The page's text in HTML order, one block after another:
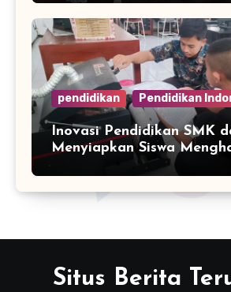
pendidikan Pendidikan
Inovasi Pendidikan SMK
Menyiapkan Siswa
Dunia Industri
Situs Berita